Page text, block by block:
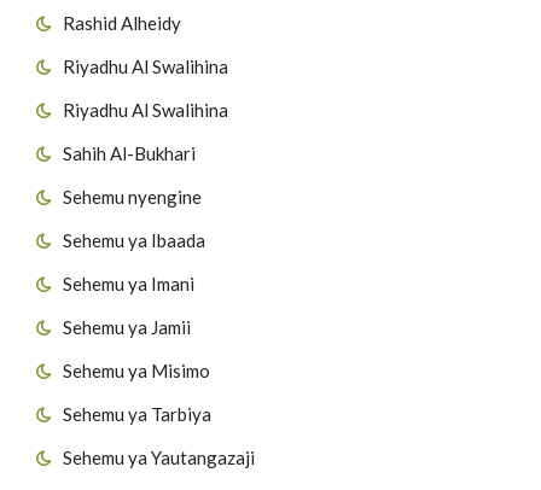
Rashid Alheidy
Riyadhu Al Swalihina
Riyadhu Al Swalihina
Sahih Al-Bukhari
Sehemu nyengine
Sehemu ya Ibaada
Sehemu ya Imani
Sehemu ya Jamii
Sehemu ya Misimo
Sehemu ya Tarbiya
Sehemu ya Yautangazaji